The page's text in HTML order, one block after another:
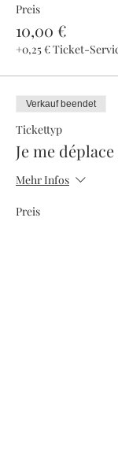
Preis
10,00 €
+0,25 € Ticket-
Verkauf beendet
Tickettyp
Je me
Mehr Infos
Preis